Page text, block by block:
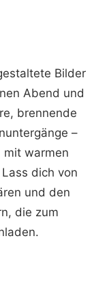
Bilder
Abend und
brennende
–
warmen
dich von
und den
die zum